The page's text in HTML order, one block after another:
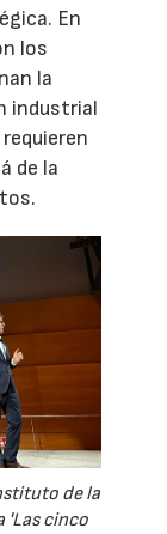
En
los
la
industrial
de la
de la
'Las cinco